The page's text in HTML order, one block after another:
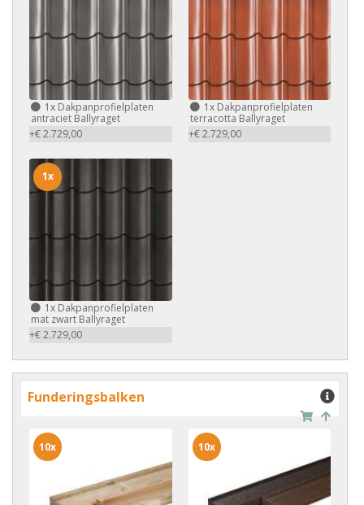
1x Dakpanprofielplaten
antraciet Ballyraget
+€ 2.729,00
1xDakpanprofielplaten
terracotta Ballyraget
+€ 2.729,00
1x Dakpanprofielplaten
mat zwart Ballyraget
+€ 2.729,00
1x
Funderingsbalken
10x 10x